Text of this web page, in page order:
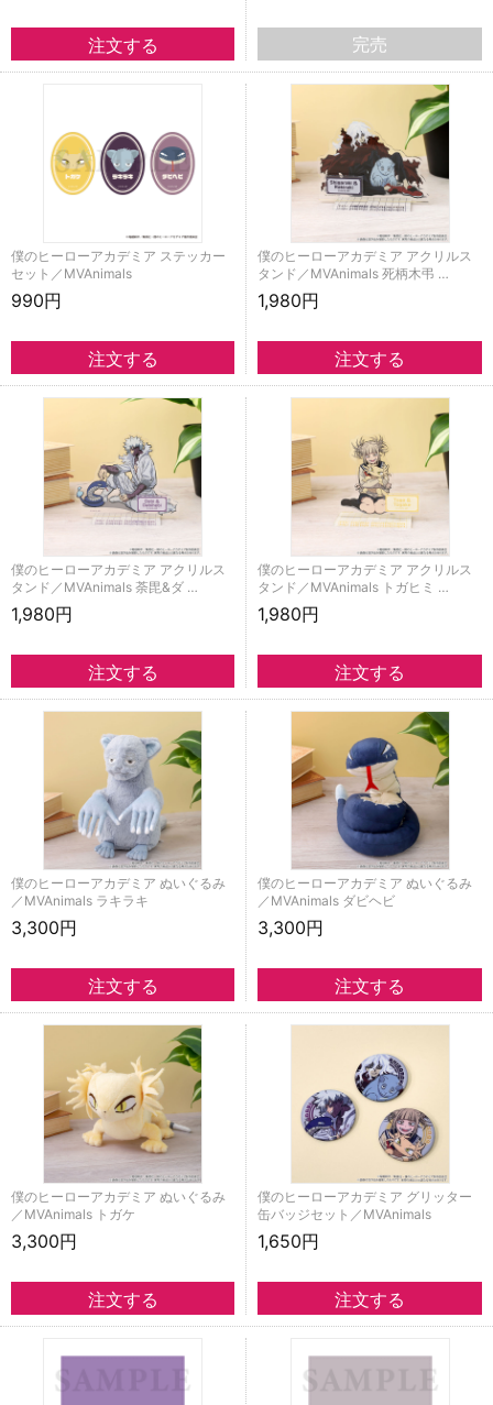
完売
僕のヒーローアカデミア ステッカー
セット／MVAnimals
990円
僕のヒーローアカデミア アクリルス
タンド／MVAnimals 死柄木弔 …
1,980円
僕のヒーローアカデミア アクリルス
タンド／MVAnimals 荼毘&ダ …
1,980円
僕のヒーローアカデミア アクリルス
タンド／MVAnimals トガヒミ …
1,980円
僕のヒーローアカデミア ぬいぐるみ
／MVAnimals ラキラキ
3,300円
僕のヒーローアカデミア ぬいぐるみ
／MVAnimals ダビヘビ
3,300円
僕のヒーローアカデミア ぬいぐるみ
／MVAnimals トガケ
3,300円
僕のヒーローアカデミア グリッター
缶バッジセット／MVAnimals
1,650円